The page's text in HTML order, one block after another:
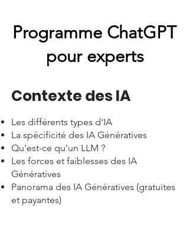
Programme ChatGPT
pour experts
Contexte des IA​
Les différents types d'IA
La spécificité des IA Génératives
Qu'est-ce qu'un LLM ?
Les forces et faiblesses des IA
Génératives
Panorama des IA Génératives (gratuites
et payantes)